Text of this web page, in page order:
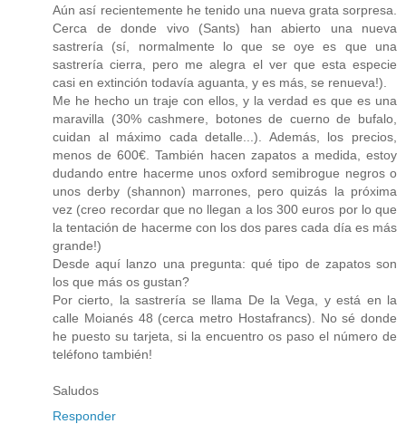
Aún así recientemente he tenido una nueva grata sorpresa.
Cerca de donde vivo (Sants) han abierto una nueva
sastrería (sí, normalmente lo que se oye es que una
sastrería cierra, pero me alegra el ver que esta especie
casi en extinción todavía aguanta, y es más, se renueva!).
Me he hecho un traje con ellos, y la verdad es que es una
maravilla (30% cashmere, botones de cuerno de bufalo,
cuidan al máximo cada detalle...). Además, los precios,
menos de 600€. También hacen zapatos a medida, estoy
dudando entre hacerme unos oxford semibrogue negros o
unos derby (shannon) marrones, pero quizás la próxima
vez (creo recordar que no llegan a los 300 euros por lo que
la tentación de hacerme con los dos pares cada día es más
grande!)
Desde aquí lanzo una pregunta: qué tipo de zapatos son
los que más os gustan?
Por cierto, la sastrería se llama De la Vega, y está en la
calle Moianés 48 (cerca metro Hostafrancs). No sé donde
he puesto su tarjeta, si la encuentro os paso el número de
teléfono también!
Saludos
Responder